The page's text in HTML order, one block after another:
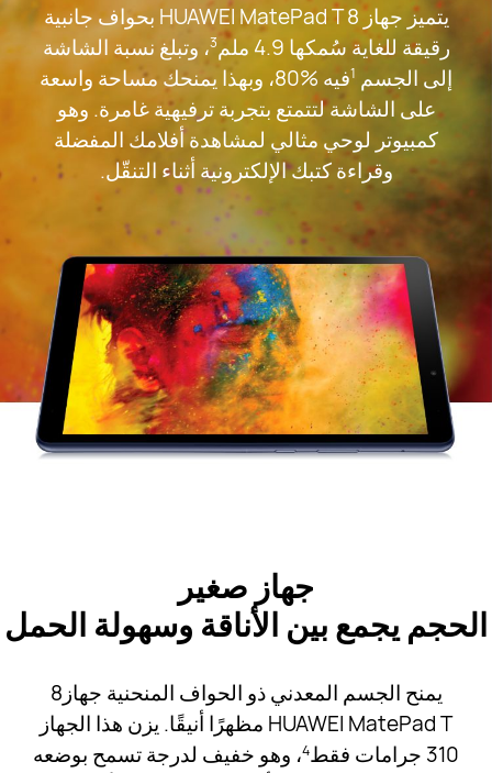
يتميز جهاز HUAWEI MatePad T 8 بحواف جانبية
رقيقة للغاية سُمكها 4.9 ملم
3، وتبلغ نسبة الشاشة
إلى الجسم 1
فيه %80، وبهذا يمنحك مساحة واسعة
على الشاشة لتتمتع بتجربة ترفيهية غامرة. وهو
كمبيوتر لوحي مثالي لمشاهدة أفلامك المفضلة
وقراءة كتبك الإلكترونية أثناء التنقّل.
جهاز صغير
الحجم يجمع بين الأناقة وسهولة الحمل
يمنح الجسم المعدني ذو الحواف المنحنية جهاز8
HUAWEI MatePad T مظهرًا أنيقًا. يزن هذا الجهاز
310 جرامات فقط
4، وهو خفيف لدرجة تسمح بوضعه